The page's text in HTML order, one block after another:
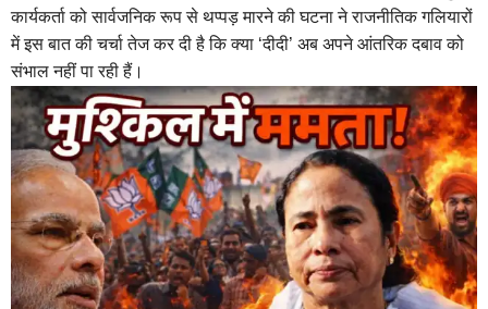
कार्यकर्ता को सार्वजनिक रूप से थप्पड़ मारने की घटना ने राजनीतिक गलियारों
में इस बात की चर्चा तेज कर दी है कि क्या ‘दीदी’ अब अपने आंतरिक दबाव को
संभाल नहीं पा रही हैं।